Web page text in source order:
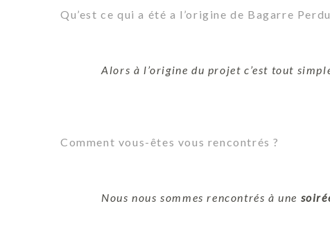
Qu’est ce qui a été a l’origine de Bagarre
Alors à l’origine du projet c’est tout
Comment vous-êtes vous rencontrés ?
Nous nous sommes rencontrés à une